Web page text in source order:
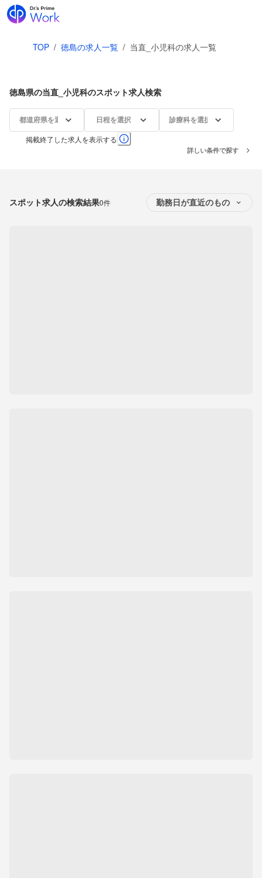
TOP / 徳島の求人一覧 / 当直_小児科の求人一覧
徳島県の当直_小児科のスポット求人検索
都道府県を選択 日程を選択 診療科を選択
掲載終了した求人を表示する
詳しい条件で探す
スポット求人の検索結果0件 勤務日が直近のもの